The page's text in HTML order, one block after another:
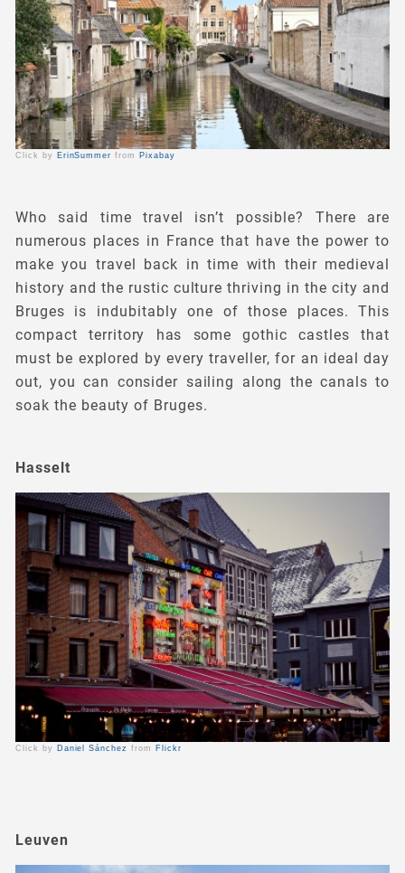
Click by ErinSummer from Pixabay
Who said time travel isn’t possible? There are
numerous places in France that have the power to
make you travel back in time with their medieval
history and the rustic culture thriving in the city and
Bruges is indubitably one of those places. This
compact territory has some gothic castles that
must be explored by every traveller, for an ideal day
out, you can consider sailing along the canals to
soak the beauty of Bruges.
Click by Daniel Sánchez from Flickr
Hasselt
Leuven